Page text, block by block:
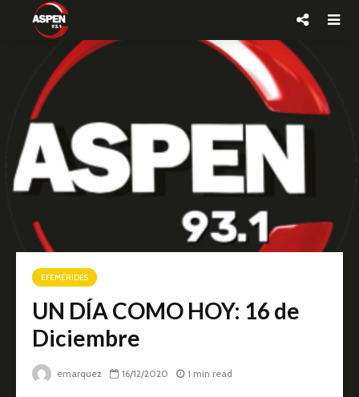
EFEMÉRIDES
UN DÍA COMO HOY: 16 de
Diciembre
emarquez 16/12/2020 1 min read